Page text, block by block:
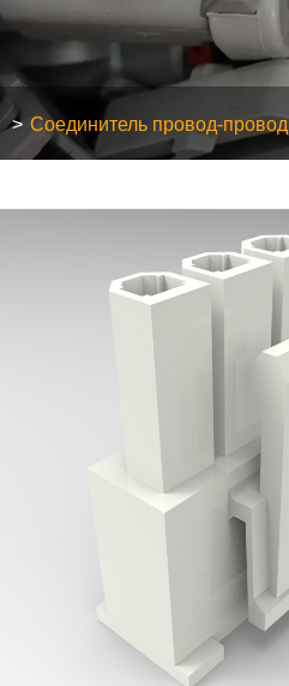
Соединитель провод-провод